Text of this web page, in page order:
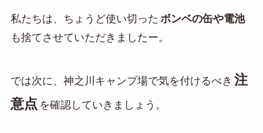
私たちは、ちょうど使い切った ボンベの缶や電池
も捨てさせていただきましたー。
では次に、神之川キャンプ場で気を付けるべき 注
意点 を確認していきましょう。